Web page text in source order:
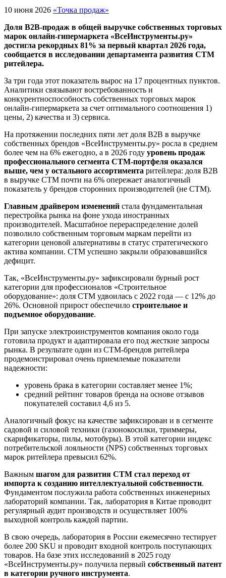
10 июня 2026 «Точка продаж»
Доля B2B-продаж в общей выручке собственных торговых
марок онлайн-гипермаркета «ВсеИнструменты.ру»
достигла рекордных 81% за первый квартал 2026 года,
сообщается в исследовании департамента развития СТМ
ритейлера.
За три года этот показатель вырос на 17 процентных пунктов.
Аналитики связывают востребованность и
конкурентноспособность собственных торговых марок
онлайн-гипермаркета за счет оптимального соотношения 1)
цены, 2) качества и 3) сервиса.
На протяжении последних пяти лет доля B2B в выручке
собственных брендов «ВсеИнструменты.ру» росла в среднем
более чем на 6% ежегодно, а в 2026 году уровень продаж
профессионального сегмента СТМ-портфеля оказался
выше, чем у остального ассортимента ритейлера: доля B2B
в выручке СТМ почти на 6% опережает аналогичный
показатель у брендов сторонних производителей (не СТМ).
Главным драйвером изменений стала фундаментальная
перестройка рынка на фоне ухода иностранных
производителей. Масштабное перераспределение долей
позволило собственным торговым маркам перейти из
категории ценовой альтернативы в статус стратегического
актива компании. СТМ успешно закрыли образовавшийся
дефицит.
Так, «ВсеИнструменты.ру» зафиксировали бурный рост
категории для профессионалов «Строительное
оборудование»: доля СТМ удвоилась с 2022 года — с 12% до
26%. Основной прирост обеспечило строительное и
подъемное оборудование.
При запуске электроинструментов компания около года
готовила продукт и адаптировала его под жесткие запросы
рынка. В результате один из СТМ-брендов ритейлера
продемонстрировал очень приемлемые показатели
надежности:
уровень брака в категории составляет менее 1%;
средний рейтинг товаров бренда на основе отзывов
покупателей составил 4,6 из 5.
Аналогичный фокус на качестве зафиксирован и в сегменте
садовой и силовой техники (газонокосилки, триммеры,
скарификаторы, пилы, мотобуры). В этой категории индекс
потребительской лояльности (NPS) собственных торговых
марок ритейлера превысил 62%.
Важным шагом для развития СТМ стал переход от
импорта к созданию интеллектуальной собственности.
Фундаментом послужила работа собственных инженерных
лабораторий компании. Так, лаборатория в Китае проводит
регулярный аудит производств и осуществляет 100%
выходной контроль каждой партии.
В свою очередь, лаборатория в России ежемесячно тестирует
более 200 SKU и проводит входной контроль поступающих
товаров. На базе этих исследований в 2025 году
«ВсеИнструменты.ру» получила первый собственный патент
в категории ручного инструмента.